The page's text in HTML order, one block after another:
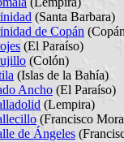
(Santa Barbara)
de Copán
(El Paraíso)
(Colón)
(Islas de la Bahía)
Ancho (El Paraíso)
(Lempira)
(Francisco
de Ángeles